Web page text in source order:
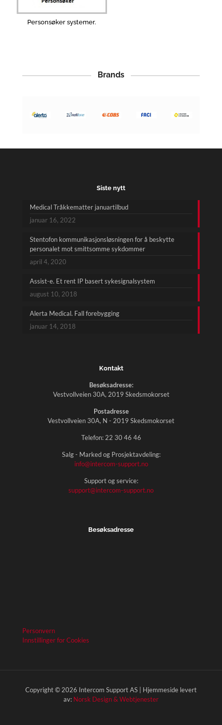
Personsøker systemer.
Brands
Siste nytt
Medical Tråkkematter januartilbud
januar 16, 2022
Stentofon kommunikasjonsløsningen for å beskytte
personalet mot smittsomme sykdommer
april 4, 2020
Assist-e. Et rent IP basert sykesignalsystem
august 10, 2018
Alerta Medical. Fall forebygging
januar 14, 2018
Kontakt
Besøksadresse:
Vestvollveien 30A, 2019 Skedsmokorset
Postadresse
Vestvollveien 30A, N - 2019 Skedsmokorset
Telefon: 22 30 46 46
Salg - Marked og Prosjektavdeling:
info@intercom-support.no
Support og service:
support@intercom-support.no
Besøksadresse
Personvern
Innstillinger for Cookies
Copyright © 2026 Intercom Support AS | Hjemmeside levert
av: Norsk Design & Webtjenester